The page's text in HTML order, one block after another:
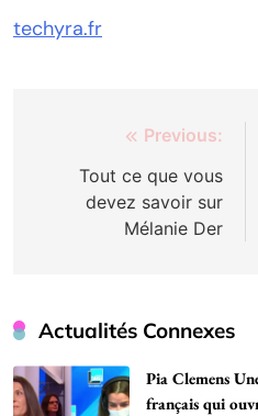
techyra.fr
navigation
Previous:
Tout ce que vous
devez savoir sur
Mélanie Der
Actualités Connexes
Pia Clemens
français qui